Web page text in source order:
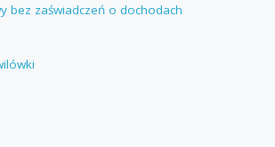
bez zaświadczeń o dochodach